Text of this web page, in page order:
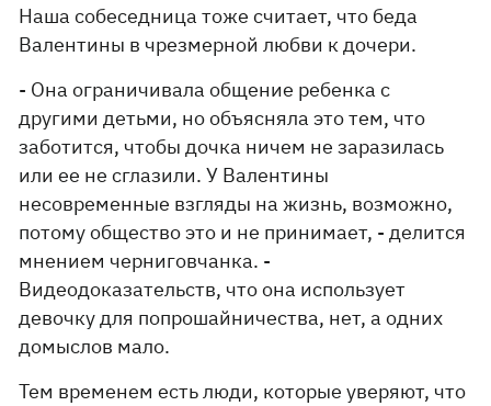
Наша собеседница тоже считает, что беда
Валентины в чрезмерной любви к дочери.
- Она ограничивала общение ребенка с
другими детьми, но объясняла это тем, что
заботится, чтобы дочка ничем не заразилась
или ее не сглазили. У Валентины
несовременные взгляды на жизнь, возможно,
потому общество это и не принимает, - делится
мнением черниговчанка. -
Видеодоказательств, что она использует
девочку для попрошайничества, нет, а одних
домыслов мало.
Тем временем есть люди, которые уверяют, что